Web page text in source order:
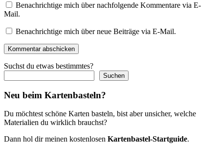
Benachrichtige mich über nachfolgende Kommentare via E-
Mail.
Benachrichtige mich über neue Beiträge via E-Mail.
Kommentar abschicken
Suchst du etwas bestimmtes?
Suchen
Neu beim Kartenbasteln?
Du möchtest schöne Karten basteln, bist aber unsicher, welche
Materialien du wirklich brauchst?
Dann hol dir meinen kostenlosen Kartenbastel-Startguide.